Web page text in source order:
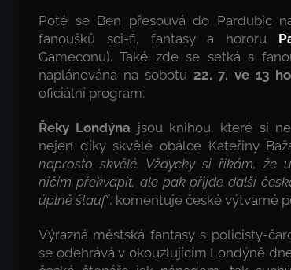
Poté se Ben přesouvá do Pardubic
fanoušků sci-fi, fantasy a hororu
Gameconu). Také zde se setká s
naplánována na sobotu 22. 7. ve 13
oficiální program.
Řeky Londýna jsou knihou, které si
nejen díky skvělé obálce Kateřiny
naprosto skvělé. Vždycky si říkám, že
ničím překvapit, ale pak přijde další
úplně štauf“, komentuje české výtvarné
Výrazná městská fantasy s policisty-
se odehrává v okouzlujícím Londýně